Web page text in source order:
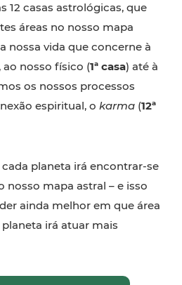
12 casas astrológicas, que
áreas no nosso mapa
nossa vida que concerne à
ao nosso físico (1ª casa) até à
os nossos processos
espiritual, o karma (12ª
planeta irá encontrar-se
nosso mapa astral – e isso
ainda melhor em que área
irá atuar mais